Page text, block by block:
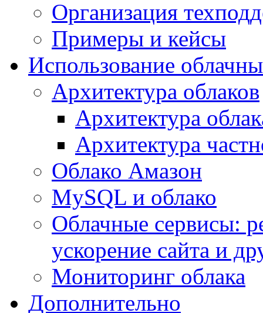
Организация
Примеры и кейсы
Использование
Архитектура облаков
Архитектура
Архитектура
Облако Амазон
MySQL и облако
Облачные сервисы:
ускорение сайта и
Мониторинг облака
Дополнительно